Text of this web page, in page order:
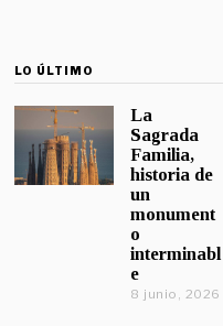
LO ÚLTIMO
La
Sagrada
Familia,
historia de
un
monument
o
interminabl
e
8 junio, 2026